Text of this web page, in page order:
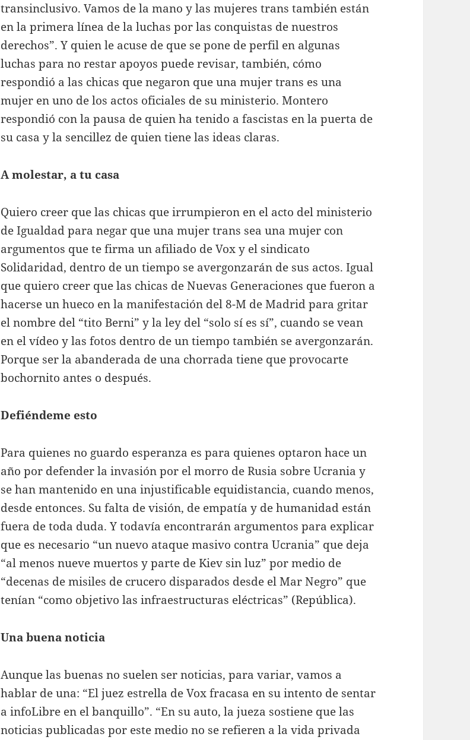
transinclusivo. Vamos de la mano y las mujeres trans también están
en la primera línea de la luchas por las conquistas de nuestros
derechos”. Y quien le acuse de que se pone de perfil en algunas
luchas para no restar apoyos puede revisar, también, cómo
respondió a las chicas que negaron que una mujer trans es una
mujer en uno de los actos oficiales de su ministerio. Montero
respondió con la pausa de quien ha tenido a fascistas en la puerta de
su casa y la sencillez de quien tiene las ideas claras.
A molestar, a tu casa
Quiero creer que las chicas que irrumpieron en el acto del ministerio
de Igualdad para negar que una mujer trans sea una mujer con
argumentos que te firma un afiliado de Vox y el sindicato
Solidaridad, dentro de un tiempo se avergonzarán de sus actos. Igual
que quiero creer que las chicas de Nuevas Generaciones que fueron a
hacerse un hueco en la manifestación del 8-M de Madrid para gritar
el nombre del “tito Berni” y la ley del “solo sí es sí”, cuando se vean
en el vídeo y las fotos dentro de un tiempo también se avergonzarán.
Porque ser la abanderada de una chorrada tiene que provocarte
bochornito antes o después.
Defiéndeme esto
Para quienes no guardo esperanza es para quienes optaron hace un
año por defender la invasión por el morro de Rusia sobre Ucrania y
se han mantenido en una injustificable equidistancia, cuando menos,
desde entonces. Su falta de visión, de empatía y de humanidad están
fuera de toda duda. Y todavía encontrarán argumentos para explicar
que es necesario “un nuevo ataque masivo contra Ucrania” que deja
“al menos nueve muertos y parte de Kiev sin luz” por medio de
“decenas de misiles de crucero disparados desde el Mar Negro” que
tenían “como objetivo las infraestructuras eléctricas” (República).
Una buena noticia
Aunque las buenas no suelen ser noticias, para variar, vamos a
hablar de una: “El juez estrella de Vox fracasa en su intento de sentar
a infoLibre en el banquillo”. “En su auto, la jueza sostiene que las
noticias publicadas por este medio no se refieren a la vida privada